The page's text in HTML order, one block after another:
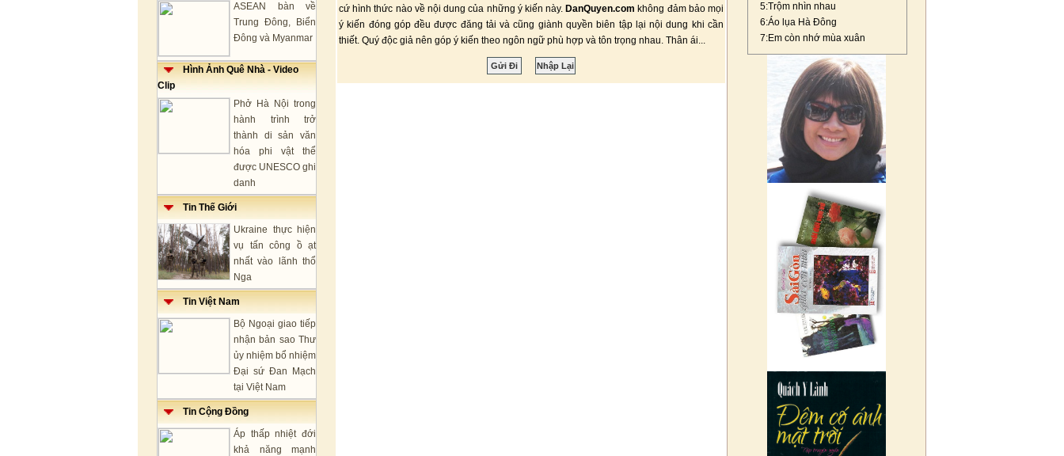
ASEAN bàn về
Trung Đông, Biển
Đông và Myanmar
Hình Ảnh Quê Nhà - Video
Clip
Phở Hà Nội trong
hành trình trở
thành di sản văn
hóa phi vật thể
được UNESCO ghi
danh
Tin Thế Giới
Ukraine thực hiện
vụ tấn công ồ ạt
nhất vào lãnh thổ
Nga
Tin Việt Nam
Bộ Ngoại giao tiếp
nhận bản sao Thư
ủy nhiệm bổ nhiệm
Đại sứ Đan Mạch
tại Việt Nam
Tin Cộng Đồng
Áp thấp nhiệt đới
khả năng mạnh
cứ hình thức nào về nội dung của những ý kiến này. DanQuyen.com không đảm bảo mọi
ý kiến đóng góp đều được đăng tải và cũng giành quyền biên tập lại nội dung khi cần
thiết. Quý độc giả nên góp ý kiến theo ngôn ngữ phù hợp và tôn trọng nhau. Thân ái...
5:Trộm nhìn nhau
6:Áo lụa Hà Đông
7:Em còn nhớ mùa xuân